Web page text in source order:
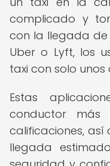
complicado y
con la llegada de
Uber o Lyft, los
taxi con solo unos
Estas
conductor
calificaciones,
llegada